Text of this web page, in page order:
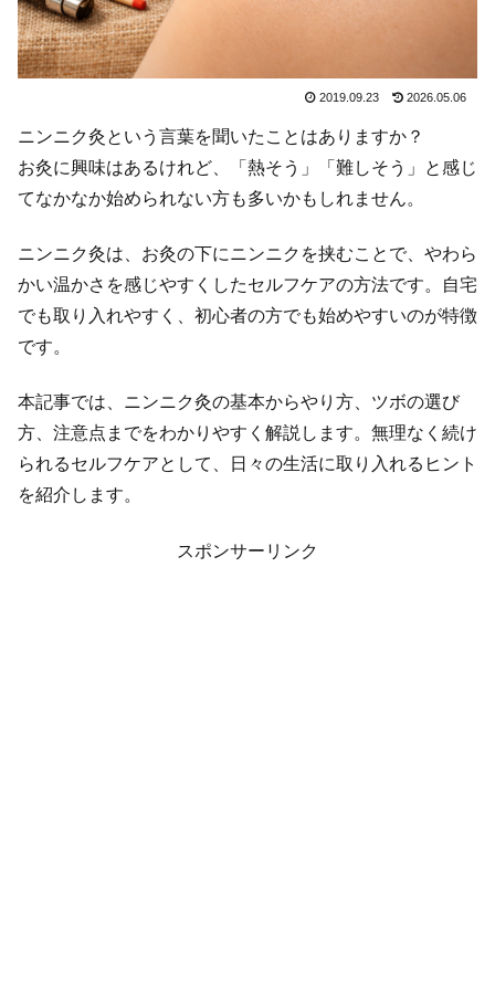
2019.09.23 2026.05.06
ニンニク灸という言葉を聞いたことはありますか？
お灸に興味はあるけれど、「熱そう」「難しそう」と感じ
てなかなか始められない方も多いかもしれません。
ニンニク灸は、お灸の下にニンニクを挟むことで、やわら
かい温かさを感じやすくしたセルフケアの方法です。自宅
でも取り入れやすく、初心者の方でも始めやすいのが特徴
です。
本記事では、ニンニク灸の基本からやり方、ツボの選び
方、注意点までをわかりやすく解説します。無理なく続け
られるセルフケアとして、日々の生活に取り入れるヒント
を紹介します。
スポンサーリンク